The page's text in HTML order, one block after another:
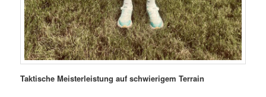
Taktische Meisterleistung auf schwierigem Terrain